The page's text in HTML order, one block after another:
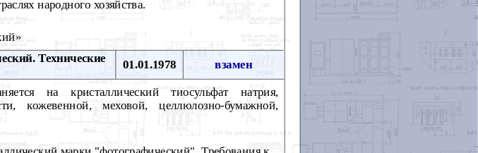
народного хозяйства.
Технические
01.01.1978 взамен
на кристаллический тиосульфат натрия,
кожевенной, меховой, целлюлозно-бумажной,